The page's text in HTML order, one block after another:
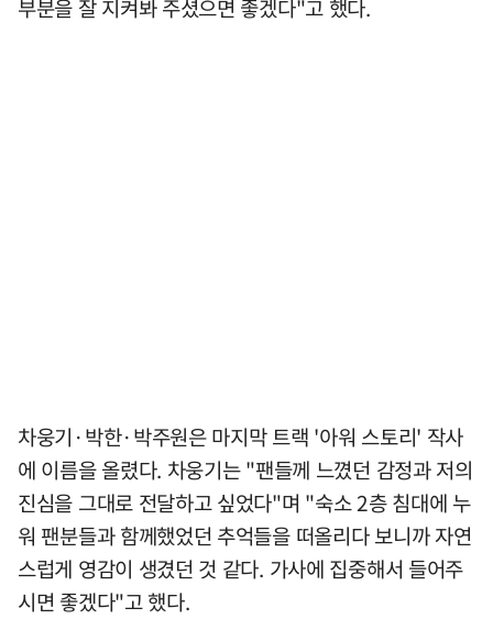
부분을 잘 지켜봐 주셨으면 좋겠다"고 했다.
차웅기·박한·박주원은 마지막 트랙 '아워 스토리' 작사
에 이름을 올렸다. 차웅기는 "팬들께 느꼈던 감정과 저의
진심을 그대로 전달하고 싶었다"며 "숙소 2층 침대에 누
워 팬분들과 함께했었던 추억들을 떠올리다 보니까 자연
스럽게 영감이 생겼던 것 같다. 가사에 집중해서 들어주
시면 좋겠다"고 했다.